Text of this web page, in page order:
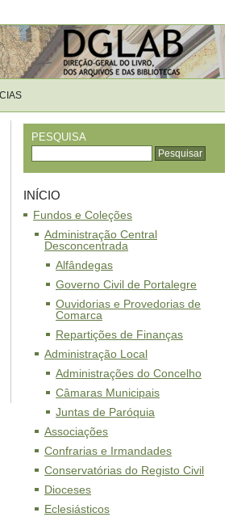
PESQUISA
INÍCIO
Fundos e Coleções
Administração Central
Desconcentrada
Alfândegas
Governo Civil de Portalegre
Ouvidorias e Provedorias de
Comarca
Repartições de Finanças
Administração Local
Administrações do Concelho
Câmaras Municipais
Juntas de Paróquia
Associações
Confrarias e Irmandades
Conservatórias do Registo Civil
Dioceses
Eclesiásticos